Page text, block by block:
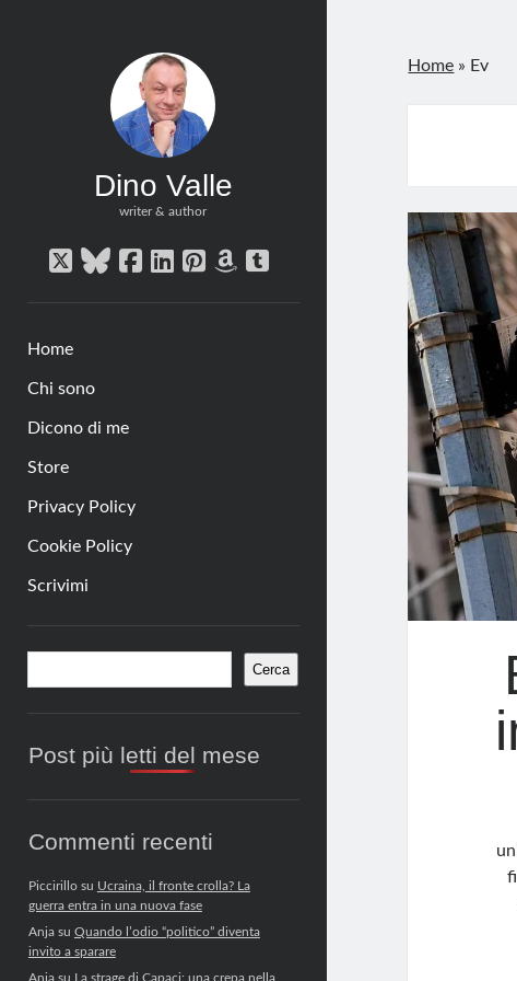
Dino Valle
writer & author
twitterbluesky
facebook
linkedin
pinterest
amazon
tumblr
Home
Chi sono
Dicono di me
Store
Privacy Policy
Cookie Policy
Scrivimi
Barra
laterale
Cerca
Post più letti del mese
Commenti recenti
Piccirillosu Ucraina, il fronte crolla? La
guerra entra in una nuova fase
Anjasu Quando l’odio “politico” diventa
invito a sparare
Anjasu La strage di Capaci: una crepa nella
Home » Ev